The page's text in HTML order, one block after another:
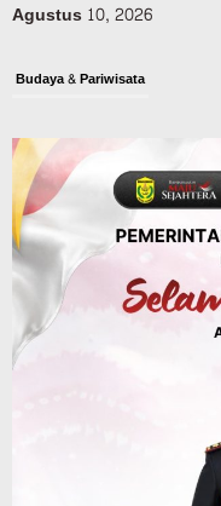
Agustus 10, 2026
Budaya & Pariwisata
Kicau Mania
Rp40 Juta
Agustus 10, 2026
Advertorial Pemkab Balangan
Rapat Paripurna
Kesepakatan,
Segera